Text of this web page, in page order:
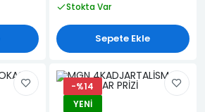
Stokta Var
Sepete Ekle
-%14
YENI